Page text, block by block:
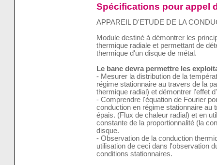
Spécifications pour appel
APPAREIL D'ETUDE DE LA
Module destiné à démontrer les
thermique radiale et permettant de
thermique d'un disque de métal.
Le banc devra permettre les
- Mesurer la distribution de la
régime stationnaire au travers de la
thermique radial) et démontrer l'effet
- Comprendre l'équation de Fourier
conduction en régime stationnaire au
épais. (Flux de chaleur radial) et en
constante de la proportionnalité (la
disque.
- Observation de la conduction
utilisation de ceci dans l'observation
conditions stationnaires.